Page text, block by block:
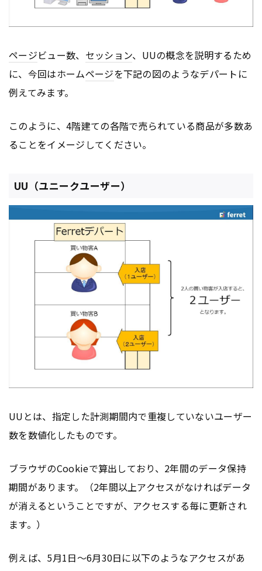
ページビュー数、 セッション、UUの概念を説明するため
に、今回はホームページを下記の図のようなデパートに
例えてみます。
このように、4階建ての各階で売られている商品が多数あ
ることをイメージしてください。
UU（ユニークユーザー）
UUとは、指定した計測期間内で重複していないユーザー
数を数値化したものです。
ブラウザのCookieで算出しており、2年間のデータ保持
期間があります。（2年間以上アクセスがなければデータ
が消えるということですが、アクセスする毎に更新され
ます。）
例えば、5月1日〜6月30日に以下のようなアクセスがあ